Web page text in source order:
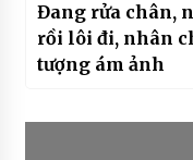
Đang rửa chân,
rồi lôi đi, nhân
tượng ám ảnh